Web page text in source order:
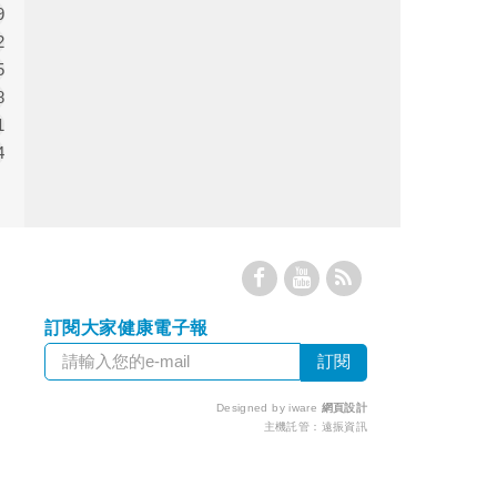
訂閱大家健康電子報
Designed by iware 網頁設計
主機託管： 遠振資訊